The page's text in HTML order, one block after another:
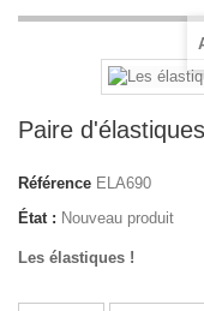
Paire
Référence ELA690
État : Nouveau produit
Les élastiques !